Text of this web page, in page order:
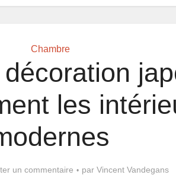
Chambre
les
un commentaire par Vincent Vandegans